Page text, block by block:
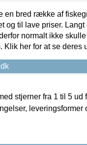
en bred række af
og til lave priser. Langt
normalt ikke
Klik her for at se deres
stjerner fra 1 til 5 ud
leveringsformer